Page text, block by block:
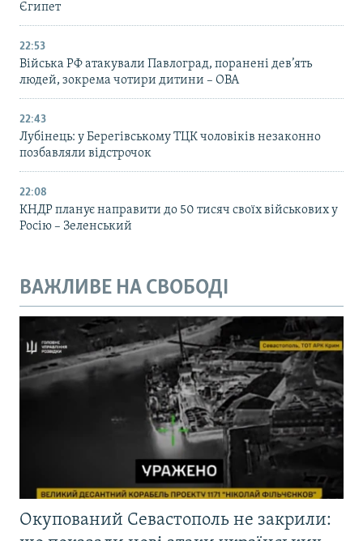
Єгипет
22:53
Війська РФ атакували Павлоград, поранені дев’ять
людей, зокрема чотири дитини – ОВА
22:43
Лубінець: у Берегівському ТЦК чоловіків незаконно
позбавляли відстрочок
22:08
КНДР планує направити до 50 тисяч своїх військових у
Росію – Зеленський
ВАЖЛИВЕ НА СВОБОДІ
Окупований Севастополь не закрили: